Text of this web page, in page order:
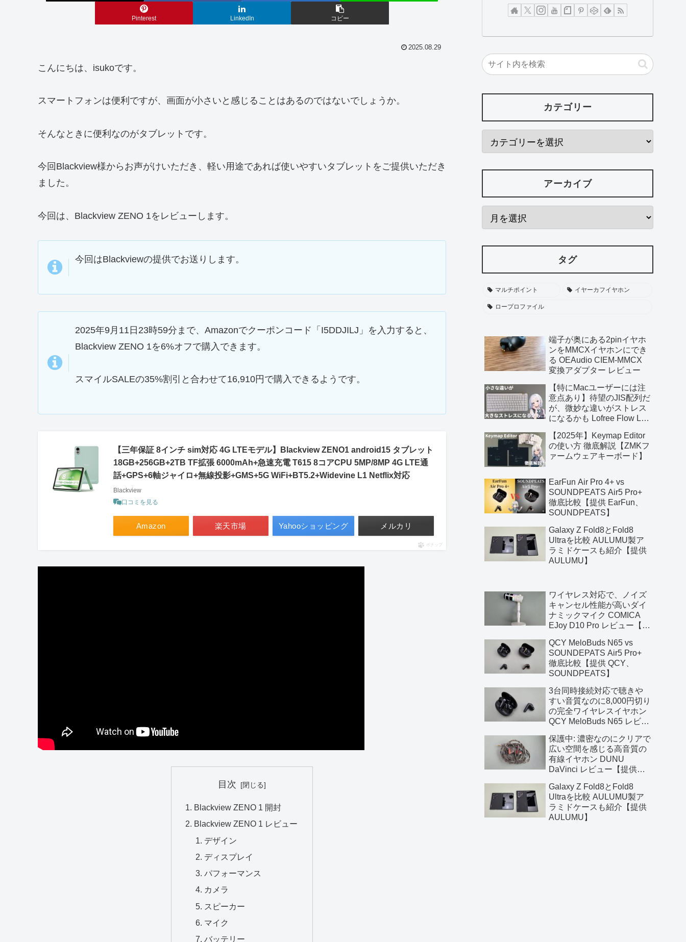
Pinterest LinkedIn コピー
2025.08.29
こんにちは、isukoです。
スマートフォンは便利ですが、画面が小さいと感じることはあるのではないでしょうか。
そんなときに便利なのがタブレットです。
今回Blackview様からお声がけいただき、軽い用途であれば使いやすいタブレットをご提供いただき
ました。
今回は、Blackview ZENO 1をレビューします。
今回はBlackviewの提供でお送りします。
2025年9月11日23時59分まで、Amazonでクーポンコード「I5DDJILJ」を入力すると、
Blackview ZENO 1を6%オフで購入できます。
スマイルSALEの35%割引と合わせて16,910円で購入できるようです。
【三年保証 8インチ sim対応 4G LTEモデル】Blackview ZENO1 android15 タブレット
18GB+256GB+2TB TF拡張 6000mAh+急速充電 T615 8コアCPU 5MP/8MP 4G LTE通
話+GPS+6軸ジャイロ+無線投影+GMS+5G WiFi+BT5.2+Widevine L1 Netflix対応
Blackview
口コミを見る
Amazon 楽天市場 Yahooショッピング メルカリ
ポチップ
目次
Blackview ZENO 1 開封
Blackview ZENO 1 レビュー
デザイン
ディスプレイ
パフォーマンス
カメラ
スピーカー
マイク
バッテリー
カテゴリー
アーカイブ
タグ
マルチポイント イヤーカフイヤホン
ロープロファイル
端子が奥にある2pinイヤホ
ンをMMCXイヤホンにでき
る OEAudio CIEM-MMCX
変換アダプター レビュー
【特にMacユーザーには注
意点あり】待望のJIS配列だ
が、微妙な違いがストレス
になるかも Lofree Flow Lite
同会社】
【2025年】Keymap Editor
の使い方 徹底解説【ZMKフ
ァームウェアキーボード】
EarFun Air Pro 4+ vs
SOUNDPEATS Air5 Pro+
徹底比較【提供 EarFun、
SOUNDPEATS】
Galaxy Z Fold8とFold8
Ultraを比較 AULUMU製ア
ラミドケースも紹介【提供
AULUMU】
ワイヤレス対応で、ノイズ
キャンセル性能が高いダイ
ナミックマイク COMICA
EJoy D10 Pro レビュー【提
QCY MeloBuds N65 vs
SOUNDEPATS Air5 Pro+
徹底比較【提供 QCY、
SOUNDPEATS】
3台同時接続対応で聴きや
すい音質なのに8,000円切り
の完全ワイヤレスイヤホン
QCY MeloBuds N65 レビュ
保護中: 濃密なのにクリアで
広い空間を感じる高音質の
有線イヤホン DUNU
DaVinci レビュー【提供
Galaxy Z Fold8とFold8
Ultraを比較 AULUMU製ア
ラミドケースも紹介【提供
AULUMU】